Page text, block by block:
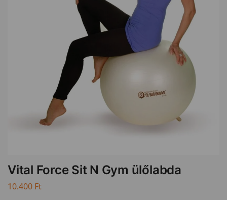
Vital Force Sit N Gym ülőlabda
10.400 Ft